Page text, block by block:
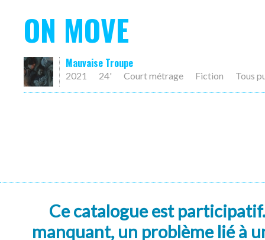
ON MOVE
Mauvaise Troupe
2021 24' Court métrage Fiction Tous
Ce catalogue est
manquant, un problème lié à